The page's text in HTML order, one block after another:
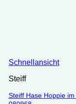
Schnellansicht
Steiff
Steiff Hase Hoppie